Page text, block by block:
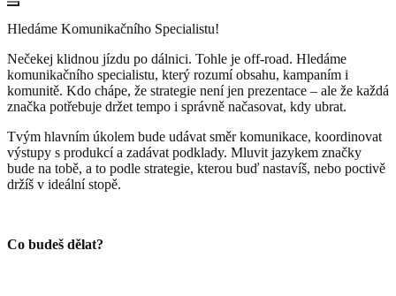
Hledáme Komunikačního Specialistu!
Nečekej klidnou jízdu po dálnici. Tohle je off-road. Hledáme
komunikačního specialistu, který rozumí obsahu, kampaním i
komunitě. Kdo chápe, že strategie není jen prezentace – ale že každá
značka potřebuje držet tempo i správně načasovat, kdy ubrat.
Tvým hlavním úkolem bude udávat směr komunikace, koordinovat
výstupy s produkcí a zadávat podklady. Mluvit jazykem značky
bude na tobě, a to podle strategie, kterou buď nastavíš, nebo poctivě
držíš v ideální stopě.
Co budeš dělat?